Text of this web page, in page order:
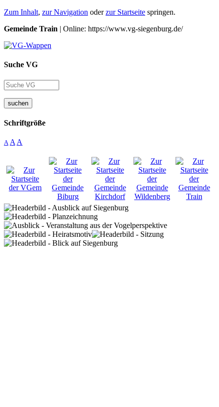
Zum Inhalt, zur Navigation oderzur Startseite springen.
Gemeinde Train | Online: https://www.vg-siegenburg.de/
Suche VG
suchen
Schriftgröße
A A A